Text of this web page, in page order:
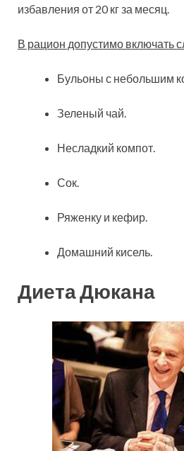
избавления от 20 кг за месяц.
В рацион допустимо включать
Бульоны с небольшим
Зеленый чай.
Несладкий компот.
Сок.
Ряженку и кефир.
Домашний кисель.
Диета Дюкана